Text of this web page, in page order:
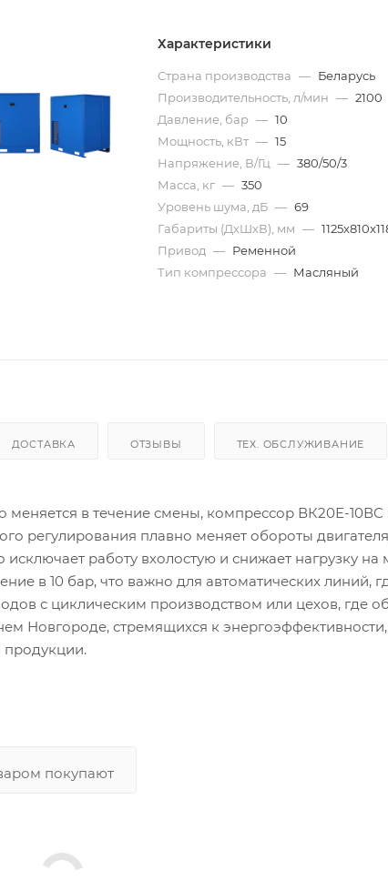
Характеристики
Страна производства — Беларусь
Производительность, л/мин — 2100
Давление, бар — 10
Мощность, кВт — 15
Напряжение, В/Гц — 380/50/3
Масса, кг — 350
Уровень шума, дБ — 69
Габариты (ДхШхВ), мм —
Привод — Ременной
Тип компрессора — Масляный
ДОСТАВКА ОТЗЫВЫ ТЕХ. ОБСЛУЖИВАНИЕ
меняется в течение смены, компрессор ВК20Е-
регулирования плавно меняет обороты
работу вхолостую и снижает нагрузку на
в 10 бар, что важно для автоматических линий,
с циклическим производством или цехов, где
Новгороде, стремящихся к
продукции.
покупают